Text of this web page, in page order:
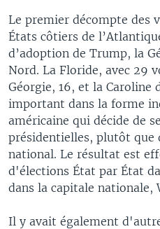
Le premier décompte des
États côtiers de
d’adoption de Trump, la
Nord. La Floride, avec 29
Géorgie, 16, et la Caroline
important dans la forme
américaine qui décide de
présidentielles, plutôt que
national. Le résultat est
d'élections État par État
dans la capitale nationale,
Il y avait également